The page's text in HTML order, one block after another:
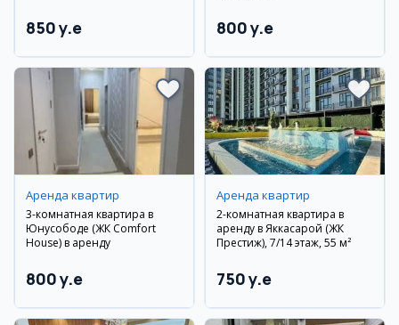
850 y.e 800 y.e
Аренда квартир
3-комнатная квартира в
Юнусободе (ЖК Comfort
House) в аренду
800 y.e
Аренда квартир
2-комнатная квартира в
аренду в Яккасарой (ЖК
Престиж), 7/14 этаж, 55 м²
750 y.e